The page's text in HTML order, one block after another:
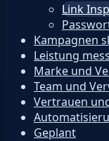
Link
Kampagnen
Leistung
Marke und
Team und
Vertrauen
Geplant